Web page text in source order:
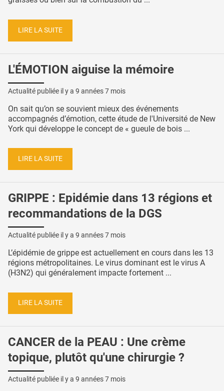
LIRE LA SUITE
L'ÉMOTION aiguise la mémoire
Actualité publiée il y a 9 années 7 mois
On sait qu’on se souvient mieux des événements
accompagnés d’émotion, cette étude de l'Université de New
York qui développe le concept de « gueule de bois ...
LIRE LA SUITE
GRIPPE : Epidémie dans 13 régions et
recommandations de la DGS
Actualité publiée il y a 9 années 7 mois
L’épidémie de grippe est actuellement en cours dans les 13
régions métropolitaines. Le virus dominant est le virus A
(H3N2) qui généralement impacte fortement ...
LIRE LA SUITE
CANCER de la PEAU : Une crème
topique, plutôt qu'une chirurgie ?
Actualité publiée il y a 9 années 7 mois